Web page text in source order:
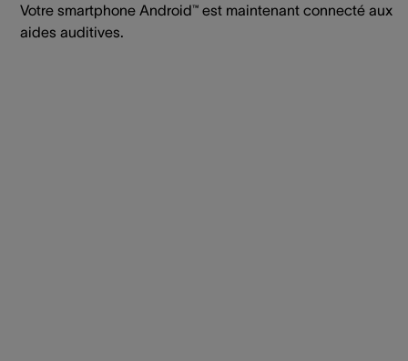
Votre smartphone Android™ est maintenant connecté aux
aides auditives.